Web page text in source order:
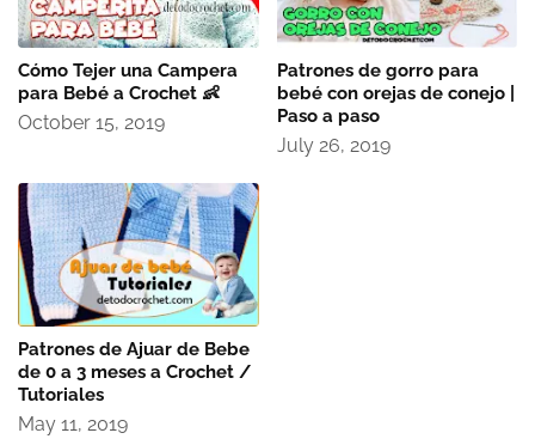
Cómo Tejer una Campera
para Bebé a Crochet 👶
October 15, 2019
Patrones de gorro para
bebé con orejas de conejo |
Paso a paso
July 26, 2019
Patrones de Ajuar de Bebe
de 0 a 3 meses a Crochet /
Tutoriales
May 11, 2019